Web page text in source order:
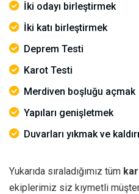
İki odayı birleştirmek
İki katı birleştirmek
Deprem Testi
Karot Testi
Merdiven boşluğu açmak
Yapıları genişletmek
Duvarları yıkmak ve
Yukarıda sıraladığımız tüm
ekiplerimiz siz kıymetli